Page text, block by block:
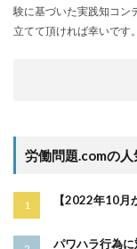
験に基づいた実践知コン
立てて頂ければ幸いです
労働問題.comの人
【2022年10月
パワハラ行為